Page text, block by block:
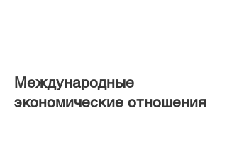
Международные
экономические отношения